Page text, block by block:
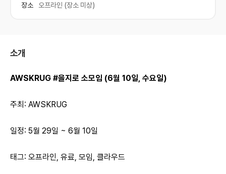
장소
오프라인 (장소 미상)
소개
AWSKRUG #을지로 소모임 (6월 10일, 수요일)
주최: AWSKRUG
일정: 5월 29일 ~ 6월 10일
태그: 오프라인, 유료, 모임, 클라우드